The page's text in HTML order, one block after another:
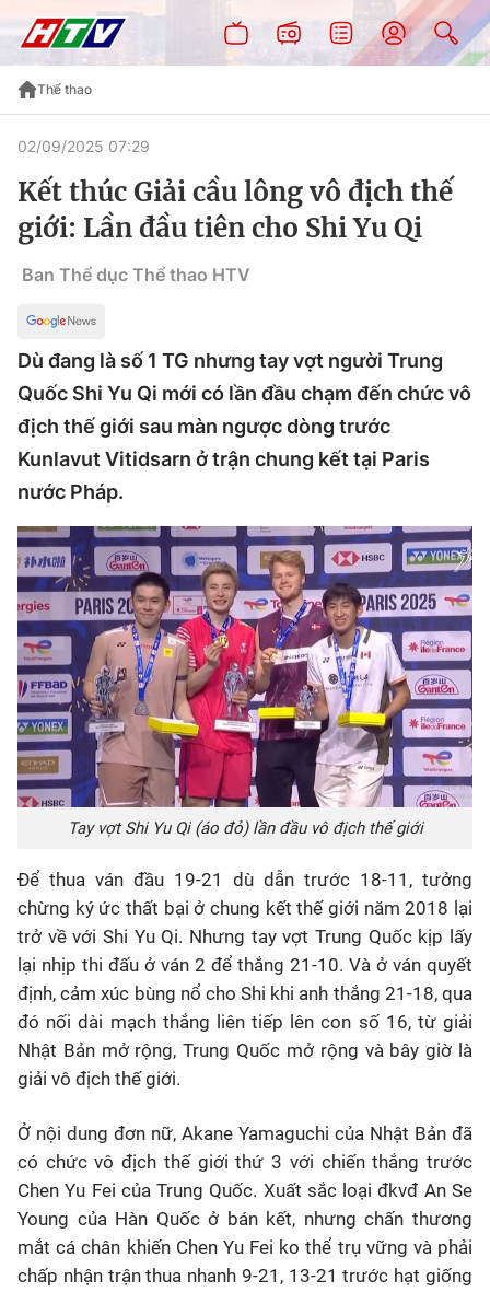
Thể thao
02/09/2025 07:29
Kết thúc Giải cầu lông vô địch thế
giới: Lần đầu tiên cho Shi Yu Qi
Ban Thể dục Thể thao HTV
Dù đang là số 1 TG nhưng tay vợt người Trung
Quốc Shi Yu Qi mới có lần đầu chạm đến chức vô
địch thế giới sau màn ngược dòng trước
Kunlavut Vitidsarn ở trận chung kết tại Paris
nước Pháp.
Tay vợt Shi Yu Qi (áo đỏ) lần đầu vô địch thế giới
Để thua ván đầu 19-21 dù dẫn trước 18-11, tưởng
chừng ký ức thất bại ở chung kết thế giới năm 2018 lại
trở về với Shi Yu Qi. Nhưng tay vợt Trung Quốc kịp lấy
lại nhịp thi đấu ở ván 2 để thắng 21-10. Và ở ván quyết
định, cảm xúc bùng nổ cho Shi khi anh thắng 21-18, qua
đó nối dài mạch thắng liên tiếp lên con số 16, từ giải
Nhật Bản mở rộng, Trung Quốc mở rộng và bây giờ là
giải vô địch thế giới.
Ở nội dung đơn nữ, Akane Yamaguchi của Nhật Bản đã
có chức vô địch thế giới thứ 3 với chiến thắng trước
Chen Yu Fei của Trung Quốc. Xuất sắc loại đkvđ An Se
Young của Hàn Quốc ở bán kết, nhưng chấn thương
mắt cá chân khiến Chen Yu Fei ko thể trụ vững và phải
chấp nhận trận thua nhanh 9-21, 13-21 trước hạt giống